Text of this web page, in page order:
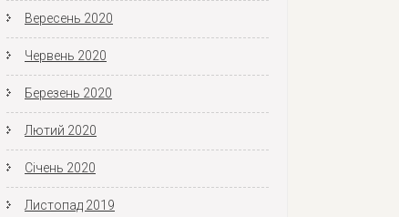
Вересень 2020
Червень 2020
Березень 2020
Лютий 2020
Січень 2020
Листопад 2019